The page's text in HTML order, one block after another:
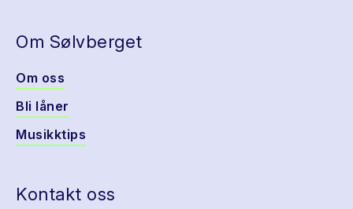
Om Sølvberget
Om oss
Bli låner
Musikktips
Kontakt oss